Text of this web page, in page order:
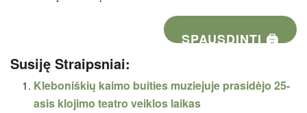
SPAUSDINTI 🖨
Susiję Straipsniai:
Kleboniškių kaimo buities muziejuje prasidėjo 25-
asis klojimo teatro veiklos laikas